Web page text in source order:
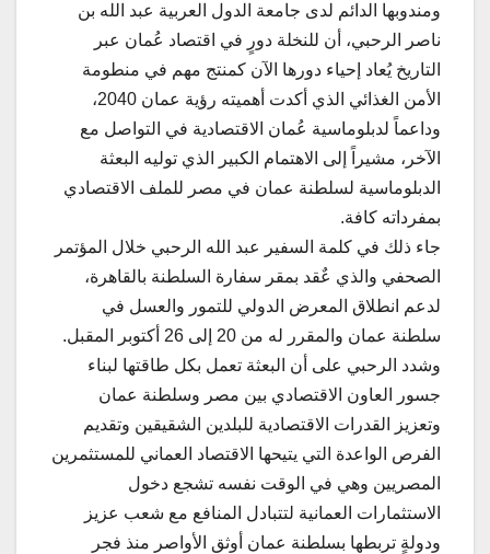
ومندوبها الدائم لدى جامعة الدول العربية عبد الله بن
ناصر الرحبي، أن للنخلة دورٍ في اقتصاد عُمان عبر
التاريخ يُعاد إحياء دورها الآن كمنتج مهم في منطومة
الأمن الغذائي الذي أكدت أهميته رؤية عمان 2040،
وداعماً لدبلوماسية عُمان الاقتصادية في التواصل مع
الآخر، مشيراً إلى الاهتمام الكبير الذي توليه البعثة
الدبلوماسية لسلطنة عمان في مصر للملف الاقتصادي
بمفرداته كافة.
جاء ذلك في كلمة السفير عبد الله الرحبي خلال المؤتمر
الصحفي والذي عٌقد بمقر سفارة السلطنة بالقاهرة،
لدعم انطلاق المعرض الدولي للتمور والعسل في
سلطنة عمان والمقرر له من 20 إلى 26 أكتوبر المقبل.
وشدد الرحبي على أن البعثة تعمل بكل طاقتها لبناء
جسور العاون الاقتصادي بين مصر وسلطنة عمان
وتعزيز القدرات الاقتصادية للبلدين الشقيقين وتقديم
الفرص الواعدة التي يتيحها الاقتصاد العماني للمستثمرين
المصريين وهي في الوقت نفسه تشجع دخول
الاستثمارات العمانية لتتبادل المنافع مع شعب عزيز
ودولةٍ تربطها بسلطنة عمان أوثق الأواصر منذ فجر